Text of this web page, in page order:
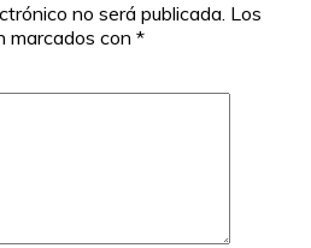
no será publicada. Los
marcados con *